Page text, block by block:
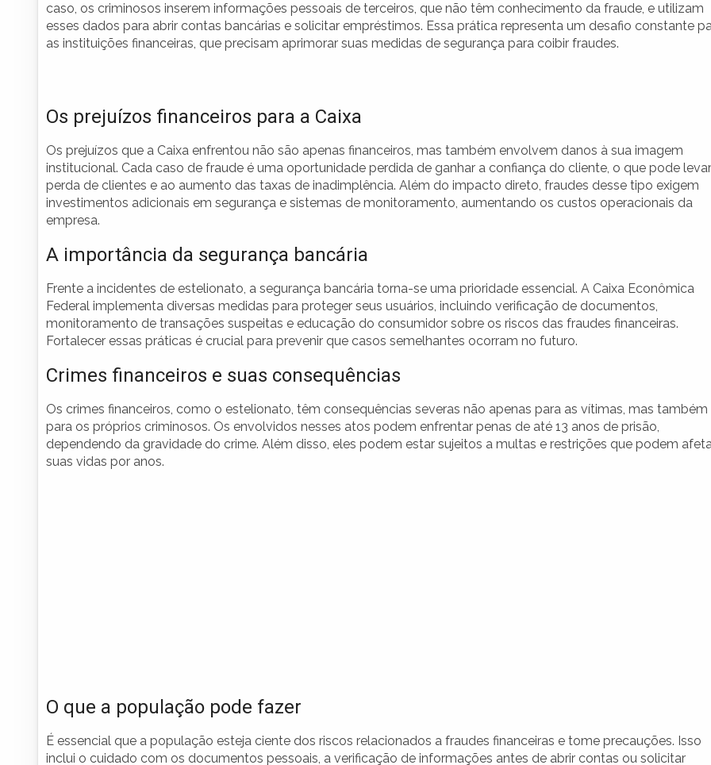
caso, os criminosos inserem informações pessoais de terceiros, que não têm conhecimento da fraude, e utilizam
esses dados para abrir contas bancárias e solicitar empréstimos. Essa prática representa um desafio constante
as instituições financeiras, que precisam aprimorar suas medidas de segurança para coibir fraudes.
Os prejuízos financeiros para a Caixa
Os prejuízos que a Caixa enfrentou não são apenas financeiros, mas também envolvem danos à sua imagem
institucional. Cada caso de fraude é uma oportunidade perdida de ganhar a confiança do cliente, o que pode
perda de clientes e ao aumento das taxas de inadimplência. Além do impacto direto, fraudes desse tipo exigem
investimentos adicionais em segurança e sistemas de monitoramento, aumentando os custos operacionais da
empresa.
A importância da segurança bancária
Frente a incidentes de estelionato, a segurança bancária torna-se uma prioridade essencial. A Caixa Econômica
Federal implementa diversas medidas para proteger seus usuários, incluindo verificação de documentos,
monitoramento de transações suspeitas e educação do consumidor sobre os riscos das fraudes financeiras.
Fortalecer essas práticas é crucial para prevenir que casos semelhantes ocorram no futuro.
Crimes financeiros e suas consequências
Os crimes financeiros, como o estelionato, têm consequências severas não apenas para as vítimas, mas também
para os próprios criminosos. Os envolvidos nesses atos podem enfrentar penas de até 13 anos de prisão,
dependendo da gravidade do crime. Além disso, eles podem estar sujeitos a multas e restrições que podem
suas vidas por anos.
O que a população pode fazer
É essencial que a população esteja ciente dos riscos relacionados a fraudes financeiras e tome precauções. Isso
inclui o cuidado com os documentos pessoais, a verificação de informações antes de abrir contas ou solicitar